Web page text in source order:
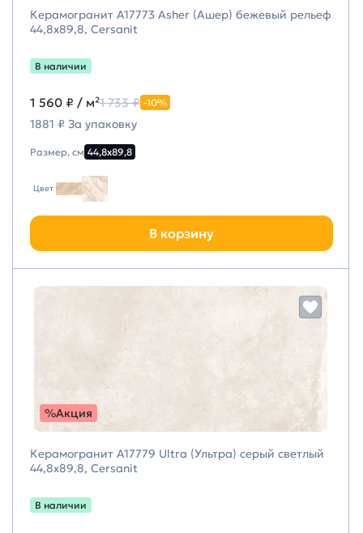
Керамогранит A17773 Asher (Ашер) бежевый рельеф
44,8х89,8, Cersanit
В наличии
1 560 ₽ / м²1 733 ₽ -10%
1881 ₽ За упаковку
Размер, см 44,8х89,8
Цвет
В корзину
%Акция
Керамогранит A17779 Ultra (Ультра) серый светлый
44,8х89,8, Cersanit
В наличии